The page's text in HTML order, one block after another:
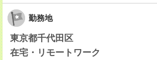
勤務地
東京都千代田区
在宅・リモートワーク